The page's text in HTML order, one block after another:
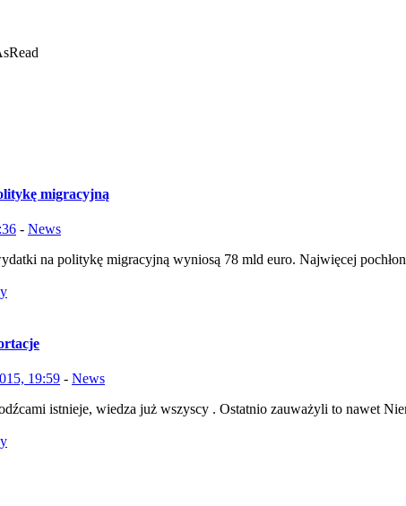
migracyjną
- News
na politykę migracyjną wyniosą 78 mld euro. Najwięcej
19:59 - News
istnieje, wiedza już wszyscy . Ostatnio zauważyli to nawet